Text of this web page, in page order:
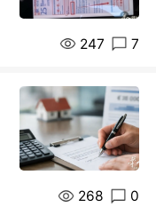
247 7
268 0